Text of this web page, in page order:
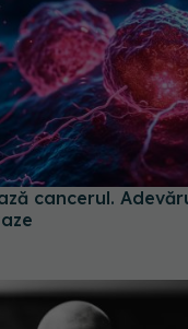
cancerul.